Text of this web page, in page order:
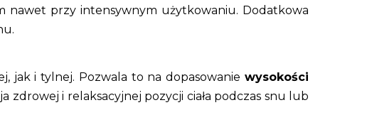
nawet przy intensywnym użytkowaniu. Dodatkowa
jak i tylnej. Pozwala to na dopasowaniewysokości
zdrowej i relaksacyjnej pozycji ciała podczas snu lub